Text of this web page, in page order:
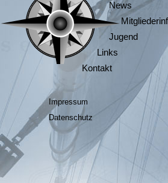
News
Jugend
Links
Kontakt
Impressum
Datenschutz